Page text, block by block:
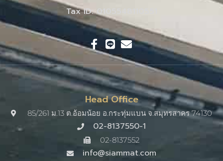
Tax ID: 0105548110551
Head Office
85/261 ม.13 ต.อ้อมน้อย อ.กระทุ่มแบน จ.สมุทรสาคร 74130
02-8137550-1
02-8137552
info@siammat.com